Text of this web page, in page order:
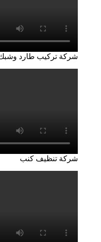
شركة تركيب طارد
شركة تنظيف كنب